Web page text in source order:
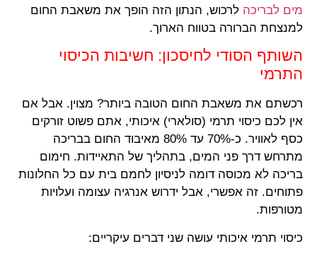
מים לבריכה לרכוש, הנתון הזה הופך את משאבת החום
למנצחת הברורה בטווח הארוך.
השותף הסודי לחיסכון: חשיבות הכיסוי
התרמי
רכשתם את משאבת החום הטובה ביותר? מצוין. אבל אם
אין לכם כיסוי תרמי (סולארי) איכותי, אתם פשוט זורקים
כסף לאוויר. כ-70% עד 80% מאיבוד החום בבריכה
מתרחש דרך פני המים, בתהליך של התאיידות. חימום
בריכה לא מכוסה דומה לניסיון לחמם בית עם כל החלונות
פתוחים. זה אפשרי, אבל ידרוש אנרגיה עצומה ועלויות
מטורפות.
כיסוי תרמי איכותי עושה שני דברים עיקריים: